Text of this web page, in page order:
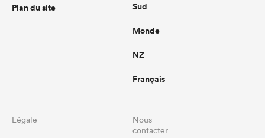
Plan du site Sud
Monde
NZ
Français
Légale
Nous
contacter